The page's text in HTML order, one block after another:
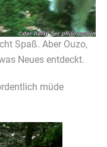
Spaß. Aber Ouzo,
Neues entdeckt.
müde